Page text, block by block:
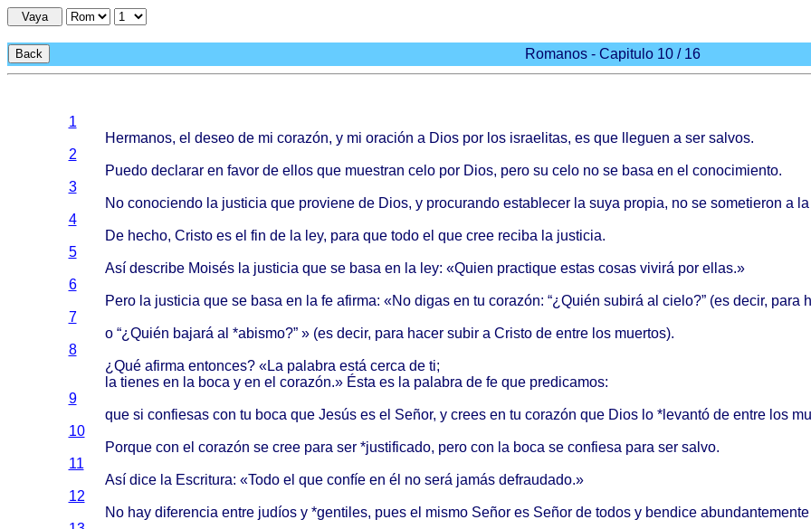
Vaya
Back Romanos - Capitulo 10 / 16
1
Hermanos, el deseode mi corazón, y mi oración a Diospor los israelitas, es que lleguen a ser salvos.
2
Puedo declararen favorde ellosque muestran celopor Dios, perosu celono se basa en el conocimiento.
3
No conociendola justicia que provienede Dios, y procurando establecerla suya propia, no se sometieron a
4
De hecho, Cristoes el fin de la ley, para que todoel que cree reciba la justicia.
5
Así describe Moisésla justicia que se basa en la ley: «Quien practique estas cosas vivirá por ellas.»
6
Perola justicia que se basa en la fe afirma: «No digasen tu corazón: “¿ Quién subirá al cielo?” (es decir, para
7
o “¿ Quién bajará al *abismo?” » (es decir, para hacer subira Cristode entrelos muertos).
8
¿ Qué afirma entonces? «La palabra está cerca de ti;
la tienesen la boca y en el corazón.» Ésta es la palabra de fe que predicamos:
9
que si confiesascon tu boca que Jesúses el Señor, y creesen tu corazón que Dioslo *levantóde entrelos
10
Porquecon el corazón se cree para ser *justificado, perocon la boca se confiesa para ser salvo.
11
Así dicela Escritura: «Todoel que confíeen él no será jamás defraudado.»
12
No hay diferencia entre judíosy *gentiles, puesel mismo Señores Señorde todosy bendice abundantemente